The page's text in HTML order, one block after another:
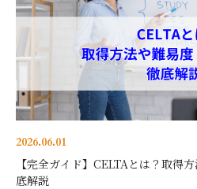
2026.06.01
【完全ガイド】CELTAとは？取得
底解説